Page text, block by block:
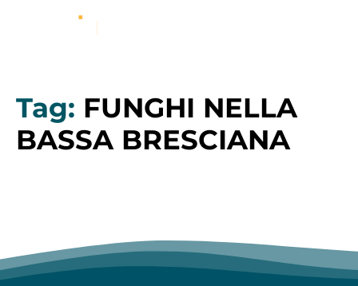
Tag: FUNGHI NELLA
BASSA BRESCIANA